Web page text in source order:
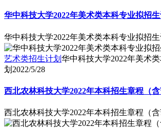
华中科技大学2022年美术类本科专业拟招生
华中科技大学2022年美术类本科专业拟招生
艺术类招生计划 华中科技大学2022年美术
划 2022/5/28
西北农林科技大学2022年本科招生章程（含
西北农林科技大学2022年本科招生章程（含